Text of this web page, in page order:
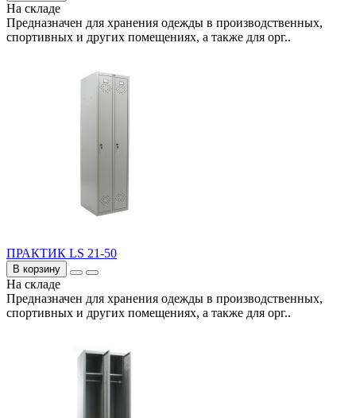
На складе
Предназначен для хранения одежды в производственных,
спортивных и других помещениях, а также для орг..
ПРАКТИК LS 21-50
В корзину
На складе
Предназначен для хранения одежды в производственных,
спортивных и других помещениях, а также для орг..